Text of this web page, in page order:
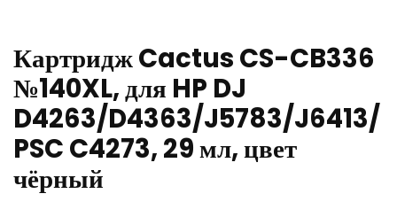
Картридж Cactus CS-CB336
№140XL, для HP DJ
D4263/D4363/J5783/J6413/
PSC C4273, 29 мл, цвет
чёрный